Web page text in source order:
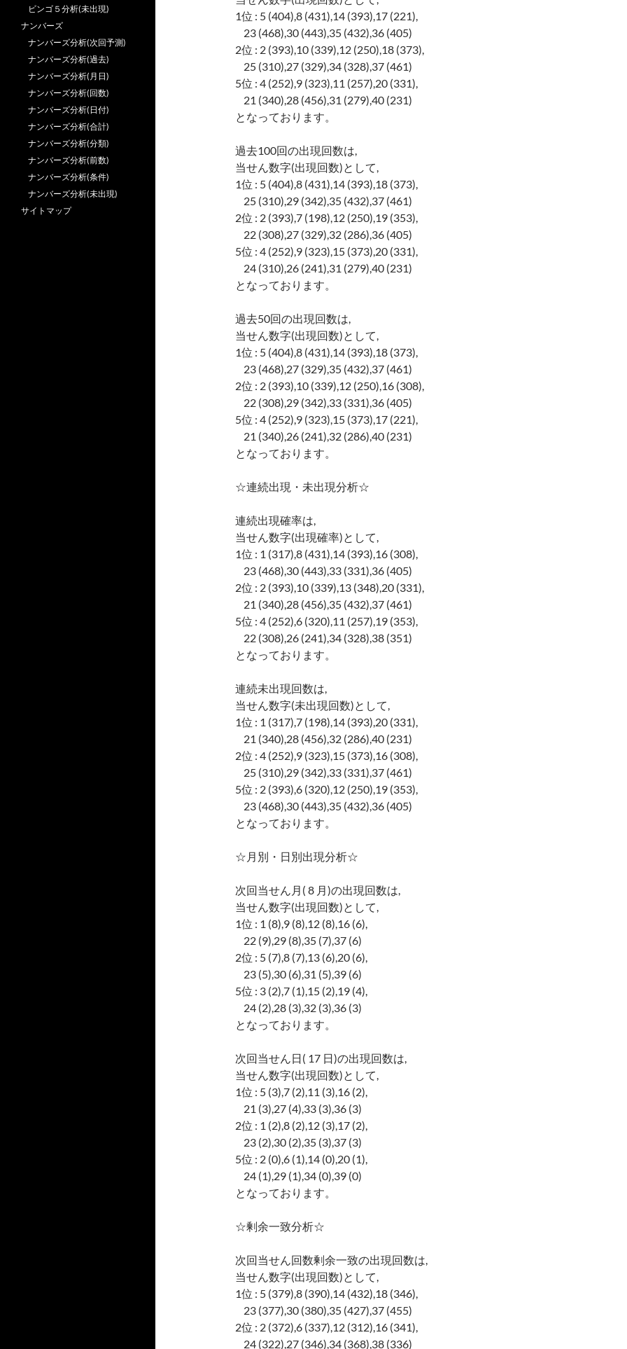
1位 : 5 (404),8 (431),14 (393),17 (221),
23 (468),30 (443),35 (432),36 (405)
2位 : 2 (393),10 (339),12 (250),18 (373),
25 (310),27 (329),34 (328),37 (461)
5位 : 4 (252),9 (323),11 (257),20 (331),
21 (340),28 (456),31 (279),40 (231)
となっております。
過去100回の出現回数は,
当せん数字(出現回数)として,
1位 : 5 (404),8 (431),14 (393),18 (373),
25 (310),29 (342),35 (432),37 (461)
2位 : 2 (393),7 (198),12 (250),19 (353),
22 (308),27 (329),32 (286),36 (405)
5位 : 4 (252),9 (323),15 (373),20 (331),
24 (310),26 (241),31 (279),40 (231)
となっております。
過去50回の出現回数は,
当せん数字(出現回数)として,
1位 : 5 (404),8 (431),14 (393),18 (373),
23 (468),27 (329),35 (432),37 (461)
2位 : 2 (393),10 (339),12 (250),16 (308),
22 (308),29 (342),33 (331),36 (405)
5位 : 4 (252),9 (323),15 (373),17 (221),
21 (340),26 (241),32 (286),40 (231)
となっております。
☆連続出現・未出現分析☆
連続出現確率は,
当せん数字(出現確率)として,
1位 : 1 (317),8 (431),14 (393),16 (308),
23 (468),30 (443),33 (331),36 (405)
2位 : 2 (393),10 (339),13 (348),20 (331),
21 (340),28 (456),35 (432),37 (461)
5位 : 4 (252),6 (320),11 (257),19 (353),
22 (308),26 (241),34 (328),38 (351)
となっております。
連続未出現回数は,
当せん数字(未出現回数)として,
1位 : 1 (317),7 (198),14 (393),20 (331),
21 (340),28 (456),32 (286),40 (231)
2位 : 4 (252),9 (323),15 (373),16 (308),
25 (310),29 (342),33 (331),37 (461)
5位 : 2 (393),6 (320),12 (250),19 (353),
23 (468),30 (443),35 (432),36 (405)
となっております。
☆月別・日別出現分析☆
次回当せん月( 8 月)の出現回数は,
当せん数字(出現回数)として,
1位 : 1 (8),9 (8),12 (8),16 (6),
22 (9),29 (8),35 (7),37 (6)
2位 : 5 (7),8 (7),13 (6),20 (6),
23 (5),30 (6),31 (5),39 (6)
5位 : 3 (2),7 (1),15 (2),19 (4),
24 (2),28 (3),32 (3),36 (3)
となっております。
次回当せん日( 17 日)の出現回数は,
当せん数字(出現回数)として,
1位 : 5 (3),7 (2),11 (3),16 (2),
21 (3),27 (4),33 (3),36 (3)
2位 : 1 (2),8 (2),12 (3),17 (2),
23 (2),30 (2),35 (3),37 (3)
5位 : 2 (0),6 (1),14 (0),20 (1),
24 (1),29 (1),34 (0),39 (0)
となっております。
☆剰余一致分析☆
次回当せん回数剰余一致の出現回数は,
当せん数字(出現回数)として,
1位 : 5 (379),8 (390),14 (432),18 (346),
23 (377),30 (380),35 (427),37 (455)
2位 : 2 (372),6 (337),12 (312),16 (341),
24 (322),27 (346),34 (368),38 (336)
ビンゴ５分析(未出現)
ナンバーズ
ナンバーズ分析(次回予測)
ナンバーズ分析(過去)
ナンバーズ分析(月日)
ナンバーズ分析(回数)
ナンバーズ分析(日付)
ナンバーズ分析(合計)
ナンバーズ分析(分類)
ナンバーズ分析(前数)
ナンバーズ分析(条件)
ナンバーズ分析(未出現)
サイトマップ